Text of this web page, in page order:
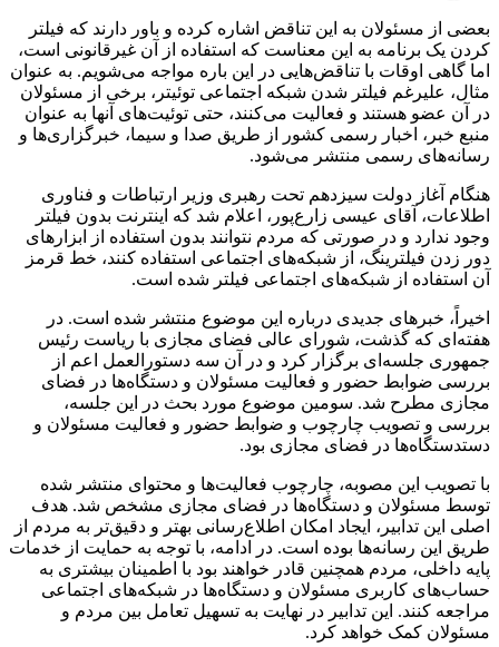
بعضی از مسئولان به این تناقض اشاره کرده و باور دارند که فیلتر
کردن یک برنامه به این معناست که استفاده از آن غیرقانونی است،
اما گاهی اوقات با تناقض‌هایی در این باره مواجه می‌شویم. به عنوان
مثال، علیرغم فیلتر شدن شبکه اجتماعی توئیتر، برخی از مسئولان
در آن عضو هستند و فعالیت می‌کنند، حتی توئیت‌های آنها به عنوان
منبع خبر، اخبار رسمی کشور از طریق صدا و سیما، خبرگزاری‌ها و
رسانه‌های رسمی منتشر می‌شود.
هنگام آغاز دولت سیزدهم تحت رهبری وزیر ارتباطات و فناوری
اطلاعات، آقای عیسی زارع‌پور، اعلام شد که اینترنت بدون فیلتر
وجود ندارد و در صورتی که مردم نتوانند بدون استفاده از ابزارهای
دور زدن فیلترینگ، از شبکه‌های اجتماعی استفاده کنند، خط قرمز
آن استفاده از شبکه‌های اجتماعی فیلتر شده است.
اخیراً، خبرهای جدیدی درباره این موضوع منتشر شده است. در
هفته‌ای که گذشت، شورای عالی فضای مجازی با ریاست رئیس
جمهوری جلسه‌ای برگزار کرد و در آن سه دستورالعمل اعم از
بررسی ضوابط حضور و فعالیت مسئولان و دستگاه‌ها در فضای
مجازی مطرح شد. سومین موضوع مورد بحث در این جلسه،
بررسی و تصویب چارچوب و ضوابط حضور و فعالیت مسئولان و
دستدستگاه‌ها در فضای مجازی بود.
با تصویب این مصوبه، چارچوب فعالیت‌ها و محتوای منتشر شده
توسط مسئولان و دستگاه‌ها در فضای مجازی مشخص شد. هدف
اصلی این تدابیر، ایجاد امکان اطلاع‌رسانی بهتر و دقیق‌تر به مردم از
طریق این رسانه‌ها بوده است. در ادامه، با توجه به حمایت از خدمات
پایه داخلی، مردم همچنین قادر خواهند بود با اطمینان بیشتری به
حساب‌های کاربری مسئولان و دستگاه‌ها در شبکه‌های اجتماعی
مراجعه کنند. این تدابیر در نهایت به تسهیل تعامل بین مردم و
مسئولان کمک خواهد کرد.